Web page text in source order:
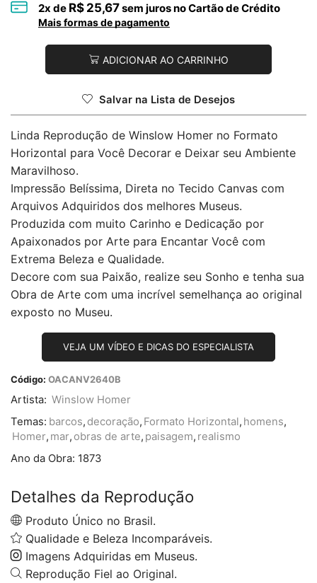
2x de R$ 25,67sem juros no Cartão de Crédito
Mais formas de pagamento
ADICIONAR AO CARRINHO
Salvar na Lista de Desejos
Linda Reprodução de Winslow Homer no Formato
Horizontal para Você Decorar e Deixar seu Ambiente
Maravilhoso.
Impressão Belíssima, Direta no Tecido Canvas com
Arquivos Adquiridos dos melhores Museus.
Produzida com muito Carinho e Dedicação por
Apaixonados por Arte para Encantar Você com
Extrema Beleza e Qualidade.
Decore com sua Paixão, realize seu Sonho e tenha sua
Obra de Arte com uma incrível semelhança ao original
exposto no Museu.
VEJA UM VÍDEO E DICAS DO ESPECIALISTA
Código: OACANV2640B
Artista: Winslow Homer
Temas: barcos, decoração, Formato Horizontal, homens,
Homer, mar, obras de arte, paisagem, realismo
Ano da Obra: 1873
Detalhes da Reprodução
Produto Único no Brasil.
Qualidade e Beleza Incomparáveis.
Imagens Adquiridas em Museus.
Reprodução Fiel ao Original.